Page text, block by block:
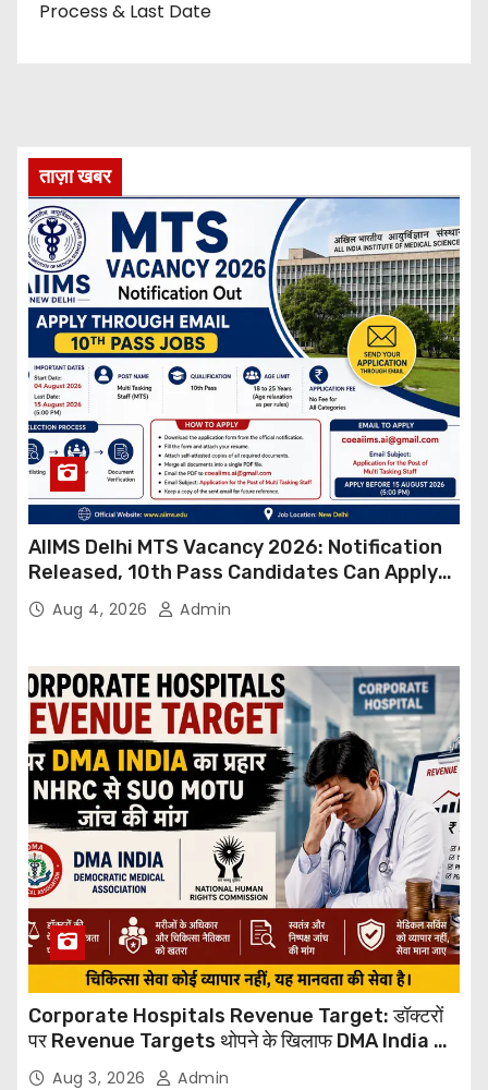
Process & Last Date
ताज़ा खबर
AIIMS Delhi MTS Vacancy 2026: Notification
Released, 10th Pass Candidates Can Apply
Through Email
Aug 4, 2026 Admin
Corporate Hospitals Revenue Target: डॉक्टरों
पर Revenue Targets थोपने के खिलाफ DMA India का
बड़ा कदम, NHRC से Suo Motu जांच की मांग
Aug 3, 2026 Admin